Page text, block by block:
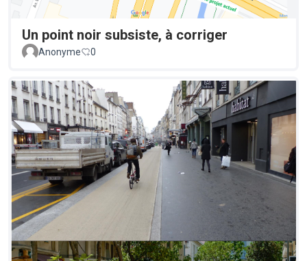
Un point noir subsiste, à corriger
Anonyme 0